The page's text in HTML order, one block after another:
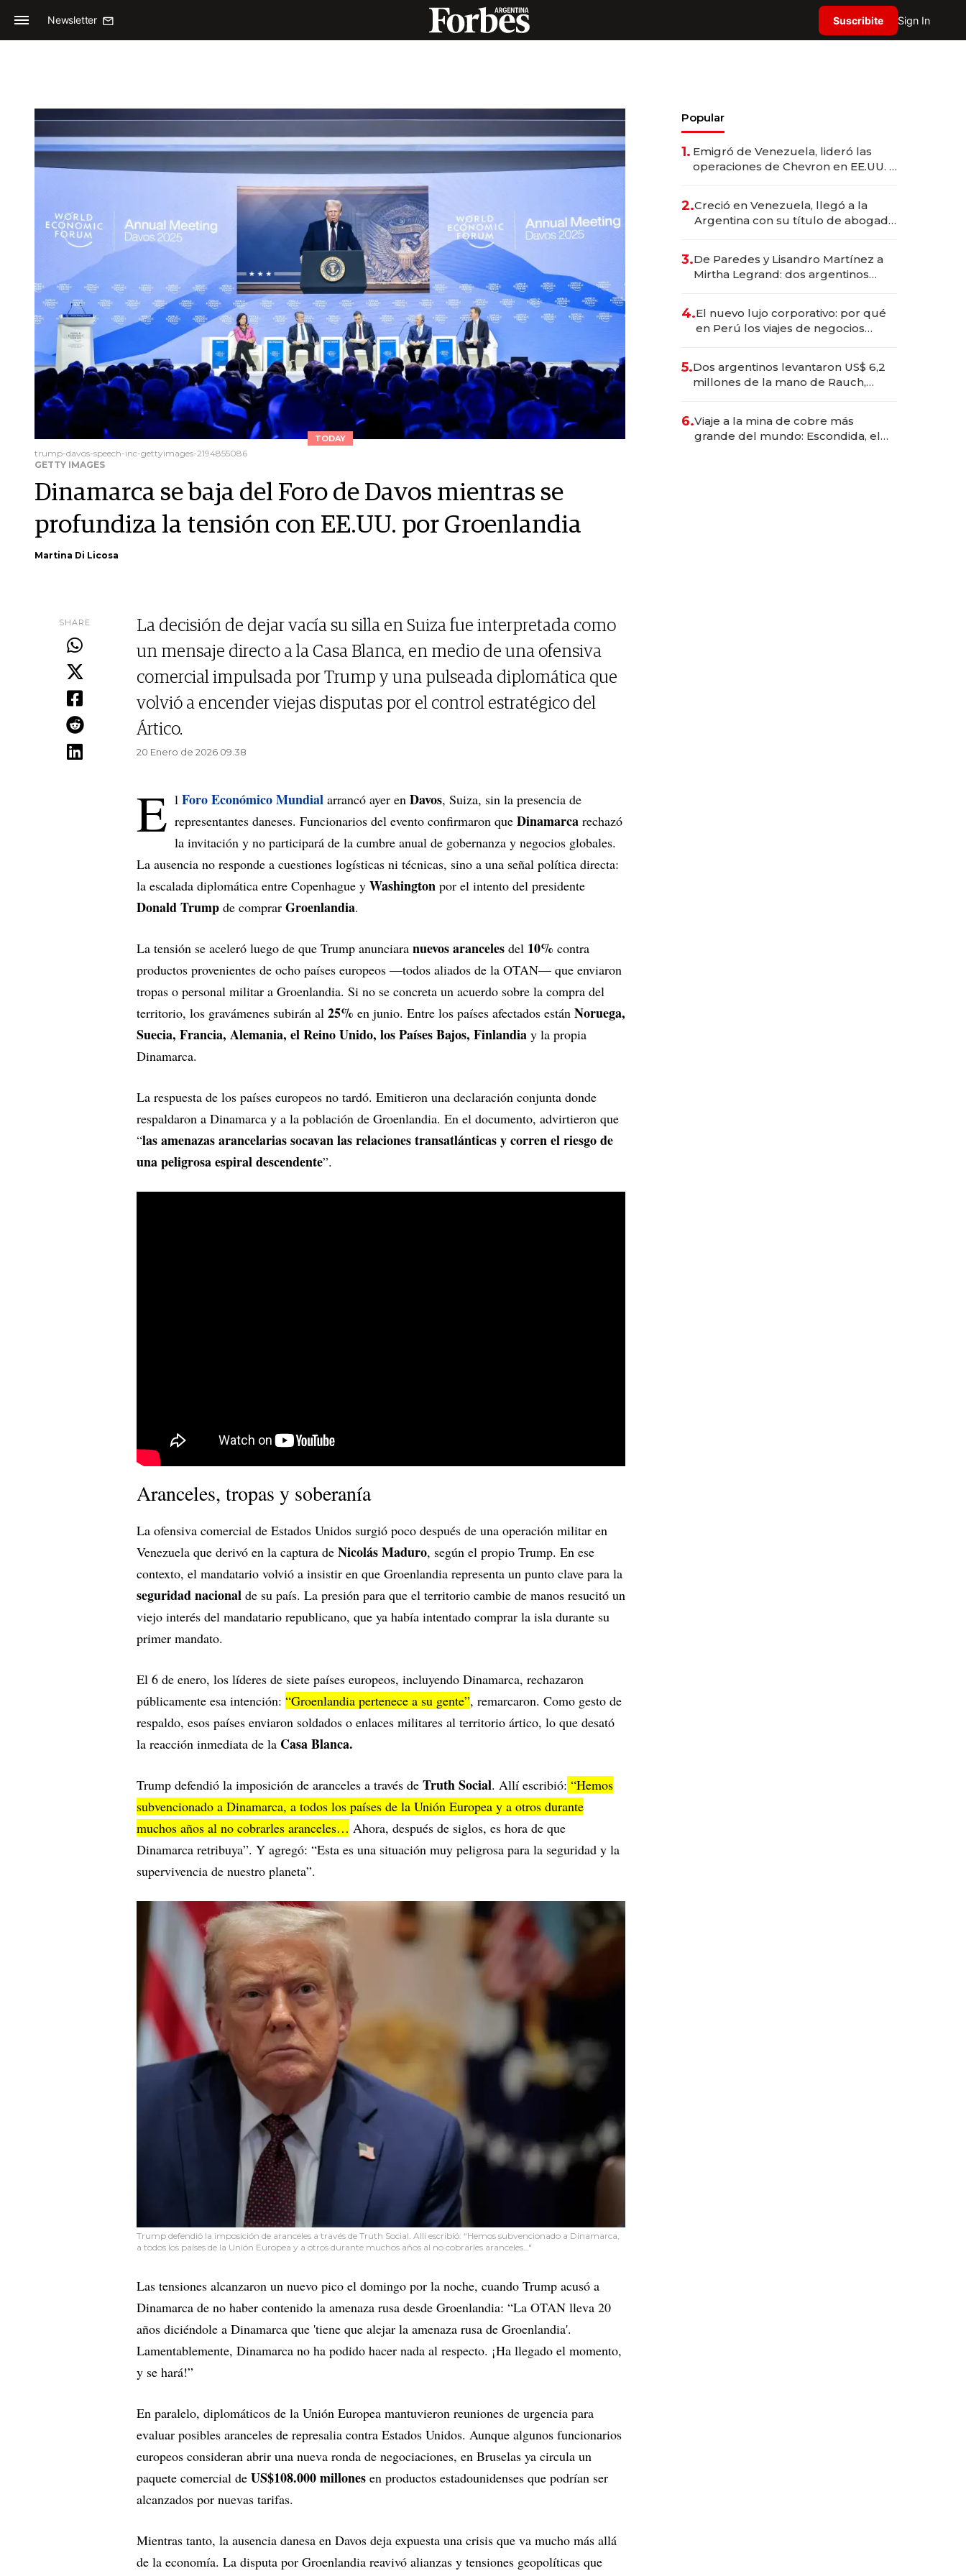
Newsletter Suscribite Sign In
TODAY
trump-davos-speech-inc-gettyimages-2194855086
GETTY IMAGES
Dinamarca se baja del Foro de Davos mientras se
profundiza la tensión con EE.UU. por Groenlandia
Martina Di Licosa
SHARE
La decisión de dejar vacía su silla en Suiza fue interpretada como
un mensaje directo a la Casa Blanca, en medio de una ofensiva
comercial impulsada por Trump y una pulseada diplomática que
volvió a encender viejas disputas por el control estratégico del
Ártico.
20 Enero de 2026 09.38
E l Foro Económico Mundial arrancó ayer en Davos, Suiza, sin la presencia de
representantes daneses. Funcionarios del evento confirmaron que Dinamarca rechazó
la invitación y no participará de la cumbre anual de gobernanza y negocios globales.
La ausencia no responde a cuestiones logísticas ni técnicas, sino a una señal política directa:
la escalada diplomática entre Copenhague y Washington por el intento del presidente
Donald Trump de comprar Groenlandia.
La tensión se aceleró luego de que Trump anunciara nuevos aranceles del 10% contra
productos provenientes de ocho países europeos —todos aliados de la OTAN— que enviaron
tropas o personal militar a Groenlandia. Si no se concreta un acuerdo sobre la compra del
territorio, los gravámenes subirán al 25% en junio. Entre los países afectados están Noruega,
Suecia, Francia, Alemania, el Reino Unido, los Países Bajos, Finlandia y la propia
Dinamarca.
La respuesta de los países europeos no tardó. Emitieron una declaración conjunta donde
respaldaron a Dinamarca y a la población de Groenlandia. En el documento, advirtieron que
“las amenazas arancelarias socavan las relaciones transatlánticas y corren el riesgo de
una peligrosa espiral descendente”.
Aranceles, tropas y soberanía
La ofensiva comercial de Estados Unidos surgió poco después de una operación militar en
Venezuela que derivó en la captura de Nicolás Maduro, según el propio Trump. En ese
contexto, el mandatario volvió a insistir en que Groenlandia representa un punto clave para la
seguridad nacional de su país. La presión para que el territorio cambie de manos resucitó un
viejo interés del mandatario republicano, que ya había intentado comprar la isla durante su
primer mandato.
El 6 de enero, los líderes de siete países europeos, incluyendo Dinamarca, rechazaron
públicamente esa intención: “Groenlandia pertenece a su gente”, remarcaron. Como gesto de
respaldo, esos países enviaron soldados o enlaces militares al territorio ártico, lo que desató
la reacción inmediata de la Casa Blanca.
Trump defendió la imposición de aranceles a través de Truth Social. Allí escribió: “Hemos
subvencionado a Dinamarca, a todos los países de la Unión Europea y a otros durante
muchos años al no cobrarles aranceles… Ahora, después de siglos, es hora de que
Dinamarca retribuya”. Y agregó: “Esta es una situación muy peligrosa para la seguridad y la
supervivencia de nuestro planeta”.
Trump defendió la imposición de aranceles a través de Truth Social. Allí escribió: “Hemos subvencionado a Dinamarca,
a todos los países de la Unión Europea y a otros durante muchos años al no cobrarles aranceles…"
Las tensiones alcanzaron un nuevo pico el domingo por la noche, cuando Trump acusó a
Dinamarca de no haber contenido la amenaza rusa desde Groenlandia: “La OTAN lleva 20
años diciéndole a Dinamarca que 'tiene que alejar la amenaza rusa de Groenlandia'.
Lamentablemente, Dinamarca no ha podido hacer nada al respecto. ¡Ha llegado el momento,
y se hará!”
En paralelo, diplomáticos de la Unión Europea mantuvieron reuniones de urgencia para
evaluar posibles aranceles de represalia contra Estados Unidos. Aunque algunos funcionarios
europeos consideran abrir una nueva ronda de negociaciones, en Bruselas ya circula un
paquete comercial de US$108.000 millones en productos estadounidenses que podrían ser
alcanzados por nuevas tarifas.
Mientras tanto, la ausencia danesa en Davos deja expuesta una crisis que va mucho más allá
de la economía. La disputa por Groenlandia reavivó alianzas y tensiones geopolíticas que
Popular
1. Emigró de Venezuela, lideró las
operaciones de Chevron en EE.UU. y
2.Creció en Venezuela, llegó a la
Argentina con su título de abogado
marcas "fast premium"
3.De Paredes y Lisandro Martínez a
Mirtha Legrand: dos argentinos
4.El nuevo lujo corporativo: por qué
en Perú los viajes de negocios
transformadoras
5.Dos argentinos levantaron US$ 6,2
millones de la mano de Rauch,
6.Viaje a la mina de cobre más
grande del mundo: Escondida, el